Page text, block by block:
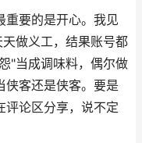
重要的是开心。我见
做义工，结果账号都
"当成调味料，偶尔做
侠客还是侠客。要是
评论区分享，说不定